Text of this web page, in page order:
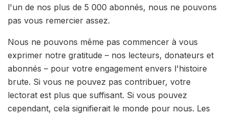
l'un de nos plus de 5 000 abonnés, nous ne pouvons
pas vous remercier assez.
Nous ne pouvons même pas commencer à vous
exprimer notre gratitude – nos lecteurs, donateurs et
abonnés – pour votre engagement envers l'histoire
brute. Si vous ne pouvez pas contribuer, votre
lectorat est plus que suffisant. Si vous pouvez
cependant, cela signifierait le monde pour nous. Les